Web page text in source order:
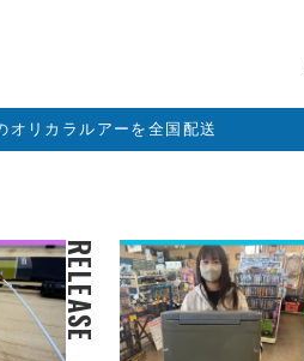
オリカラルアーを全国配送
RELEASE